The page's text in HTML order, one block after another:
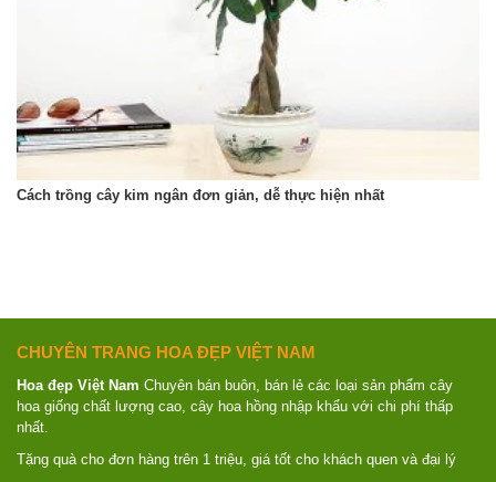
Cách trồng cây kim ngân đơn giản, dễ thực hiện nhất
CHUYÊN TRANG HOA ĐẸP VIỆT NAM
Hoa đẹp Việt Nam Chuyên bán buôn, bán lẻ các loại sản phẩm cây
hoa giống chất lượng cao, cây hoa hồng nhập khẩu với chi phí thấp
nhất.
Tặng quà cho đơn hàng trên 1 triệu, giá tốt cho khách quen và đại lý